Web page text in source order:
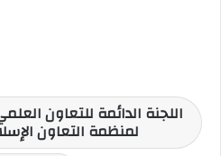
اللجنة الدائمة للتعاون
لمنظمة التعاون